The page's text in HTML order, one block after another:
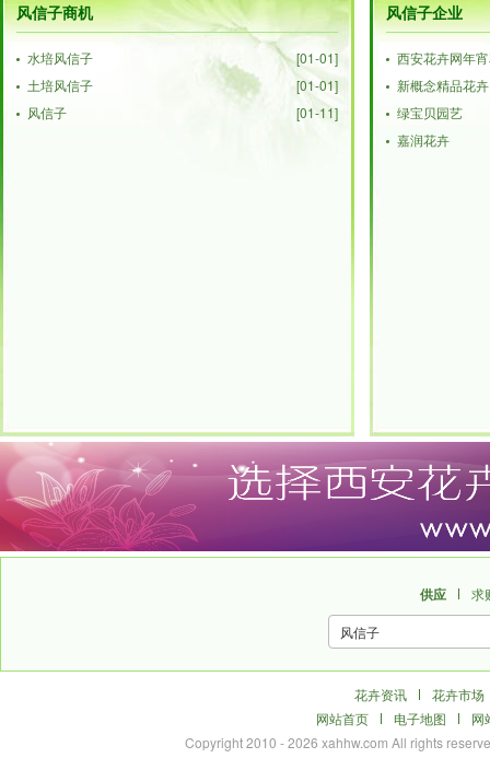
风信子商机
水培风信子
[01-01]
土培风信子
[01-01]
风信子
[01-11]
风信子企业
西安花卉网年
新概念精品花卉
绿宝贝园艺
嘉润花卉
供应 求
花卉资讯
花卉市场
网站首页
电子地图
网
Copyright 2010 - 2026 xahhw.com All rights